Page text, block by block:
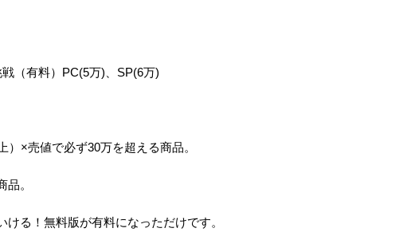
（有料）PC(5万)、SP(6万)
）×売値で必ず30万を超える商品。
品。
ける！無料版が有料になっただけです。